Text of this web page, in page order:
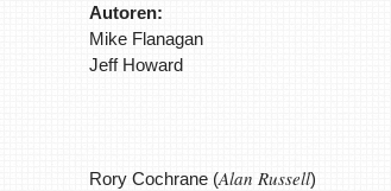
Autoren:
Mike Flanagan
Jeff Howard
Rory Cochrane (Alan Russell)